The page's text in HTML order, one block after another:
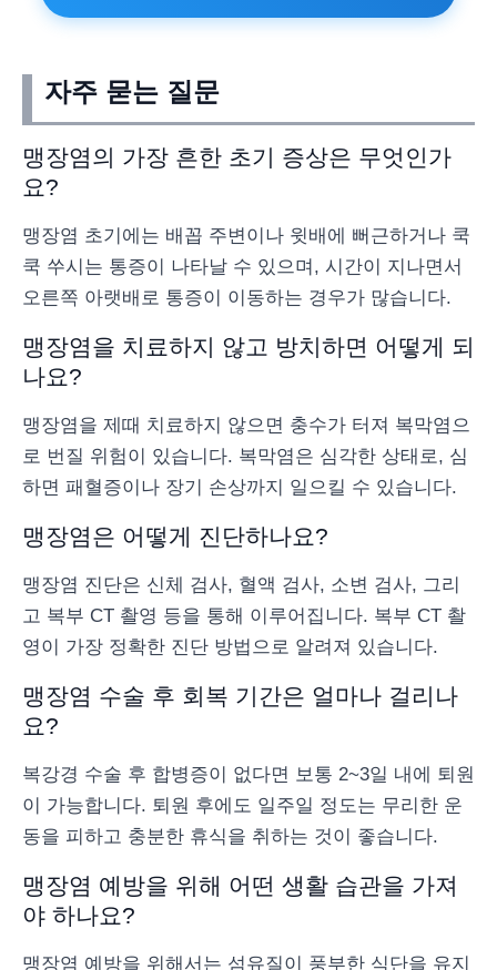
자주 묻는 질문
맹장염의 가장 흔한 초기 증상은 무엇인가
요?
맹장염 초기에는 배꼽 주변이나 윗배에 뻐근하거나 쿡
쿡 쑤시는 통증이 나타날 수 있으며, 시간이 지나면서
오른쪽 아랫배로 통증이 이동하는 경우가 많습니다.
맹장염을 치료하지 않고 방치하면 어떻게 되
나요?
맹장염을 제때 치료하지 않으면 충수가 터져 복막염으
로 번질 위험이 있습니다. 복막염은 심각한 상태로, 심
하면 패혈증이나 장기 손상까지 일으킬 수 있습니다.
맹장염은 어떻게 진단하나요?
맹장염 진단은 신체 검사, 혈액 검사, 소변 검사, 그리
고 복부 CT 촬영 등을 통해 이루어집니다. 복부 CT 촬
영이 가장 정확한 진단 방법으로 알려져 있습니다.
맹장염 수술 후 회복 기간은 얼마나 걸리나
요?
복강경 수술 후 합병증이 없다면 보통 2~3일 내에 퇴원
이 가능합니다. 퇴원 후에도 일주일 정도는 무리한 운
동을 피하고 충분한 휴식을 취하는 것이 좋습니다.
맹장염 예방을 위해 어떤 생활 습관을 가져
야 하나요?
맹장염 예방을 위해서는 섬유질이 풍부한 식단을 유지